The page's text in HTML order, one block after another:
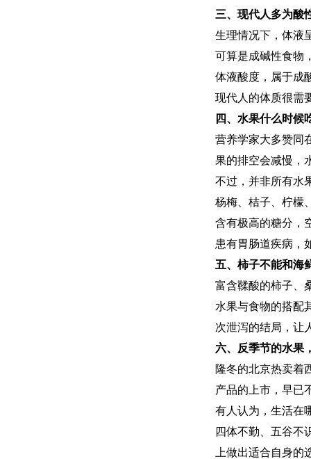
三、现代人多为酸
生理情况下，体液
可算是成碱性食物
体液酸度，属于成
现代人的体质很需
四、水果什么时候
营养学家大多赞同
果的排空会减慢，
不过，并非所有水
杨梅、桔子、柠檬
含有极高的糖分，
患有胃肠道疾病，
五、柿子不能和海
富含鞣酸的柿子、
水果与食物的搭配
次泄泻的结局，让
六、反季节的水果
隆冬的北京热卖着
产品的上市，早已
有人认为，生活在
四体不勤、五谷不
上做出适合自身的